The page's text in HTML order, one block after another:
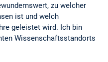
zu welcher
ist und welch
geleistet wird. Ich bin
Wissenschaftsstandorts